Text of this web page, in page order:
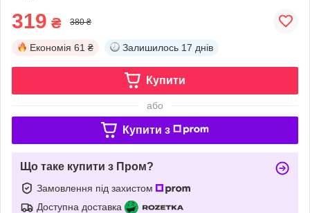
319 ₴ 380 ₴
Економія 61 ₴ Залишилось 17 днів
Купити
або
Купити з
Що таке купити з Пром?
Замовлення під захистом
Доступна доставка